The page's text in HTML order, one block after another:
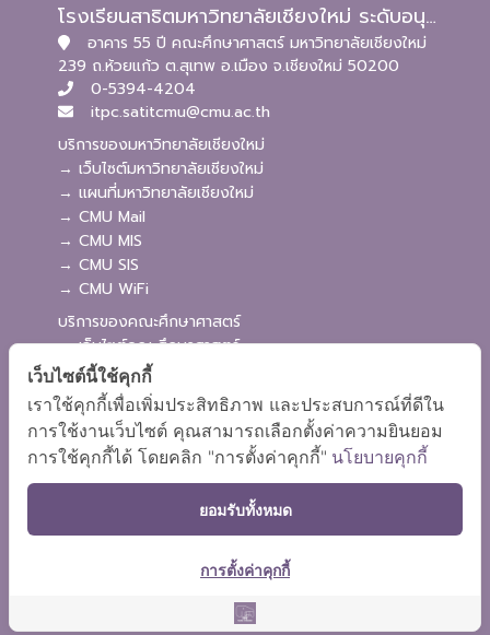
โรงเรียนสาธิตมหาวิทยาลัยเชียงใหม่ ระดับอนุบาลและประถมศึกษา
อาคาร 55 ปี คณะศึกษาศาสตร์ มหาวิทยาลัยเชียงใหม่
239 ถ.ห้วยแก้ว ต.สุเทพ อ.เมือง จ.เชียงใหม่ 50200
0-5394-4204
itpc.satitcmu@cmu.ac.th
บริการของมหาวิทยาลัยเชียงใหม่
→ เว็บไซต์มหาวิทยาลัยเชียงใหม่
→ แผนที่มหาวิทยาลัยเชียงใหม่
→ CMU Mail
→ CMU MIS
→ CMU SIS
→ CMU WiFi
บริการของคณะศึกษาศาสตร์
→ เว็บไซต์คณะศึกษาศาสตร์
→ ระบบจัดการเว็บไซต์
→ ระบบ Admission
→ EDU MIS
→ EDU SIS
เว็บไซต์นี้ใช้คุกกี้
เราใช้คุกกี้เพื่อเพิ่มประสิทธิภาพ และประสบการณ์ที่ดีใน
การใช้งานเว็บไซต์ คุณสามารถเลือกตั้งค่าความยินยอม
การใช้คุกกี้ได้ โดยคลิก "การตั้งค่าคุกกี้" นโยบายคุกกี้
ยอมรับทั้งหมด
การตั้งค่าคุกกี้